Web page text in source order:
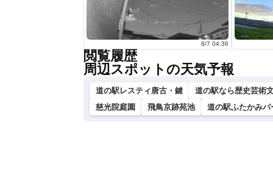
8/7 04:36
閲覧履歴
周辺スポットの天気予報
道の駅レスティ唐古・鍵
道の駅なら歴史芸術
慈光院庭園
飛鳥京跡苑池 道の駅ふたかみパ